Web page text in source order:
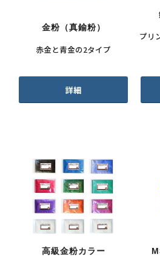
金粉（真鍮粉）
赤金と青金の2タイプ
詳細
プリ
高級金粉カラー